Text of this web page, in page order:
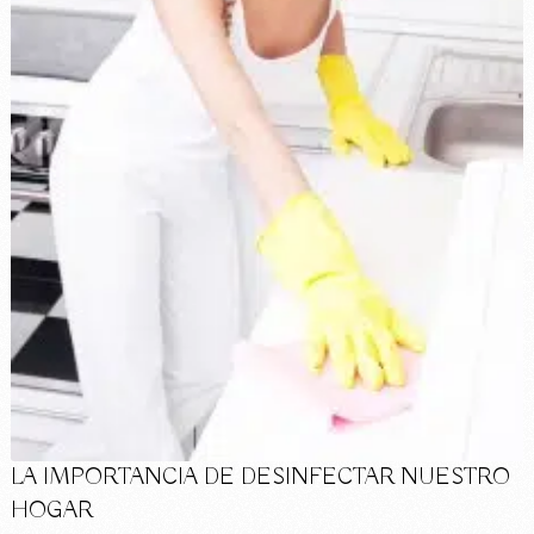
LA IMPORTANCIA DE DESINFECTAR NUESTRO
HOGAR